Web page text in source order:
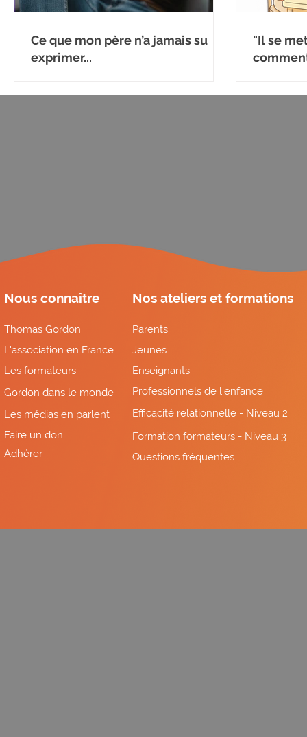
Ce que mon père n’a jamais su
exprimer...
"Il se
Nos ateliers et formations
Parents
Jeunes
Enseignants
Professionnels de l'enfance
Efficacité relationnelle - Niveau 2
Formation formateurs - Niveau 3
Questions fréquentes
Nous connaître
Thomas Gordon
L'association en France
Les formateurs
Gordon dans le monde
Les médias en parlent
Adhérer
Faire un don